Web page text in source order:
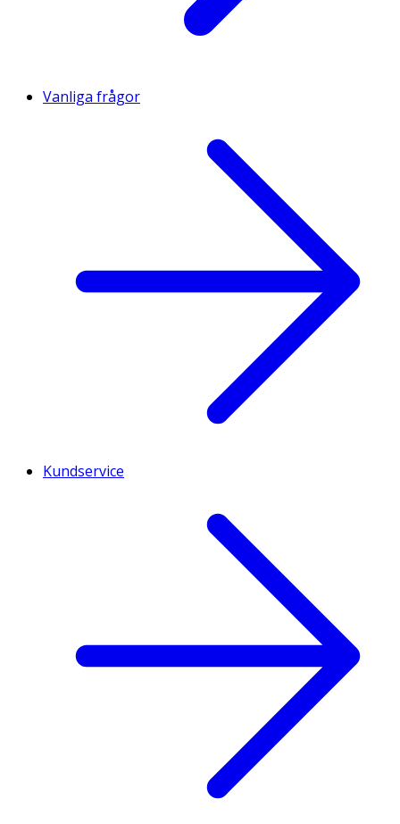
Vanliga frågor
Kundservice